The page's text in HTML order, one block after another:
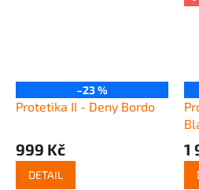
–23 %
Protetika II - Deny Bordo
999 Kč
DETAIL
1